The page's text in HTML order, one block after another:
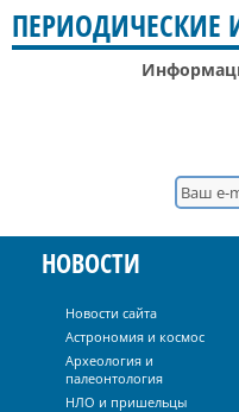
ПЕРИОДИЧЕСКИЕ
НОВОСТИ
Новости сайта
Астрономия и космос
Археология и
палеонтология
НЛО и пришельцы